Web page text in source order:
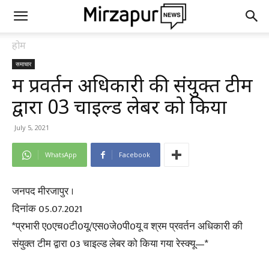
होम
समाचार
श्रम प्रवर्तन अधिकारी की संयुक्त टीम
द्वारा 03 चाइल्ड लेबर को किया
July 5, 2021
WhatsApp Facebook
जनपद मीरजापुर ।
दिनांक 05.07.2021
*प्रभारी ए0एच0टी0यू/एस0जे0पी0यू व श्रम प्रवर्तन अधिकारी की
संयुक्त टीम द्वारा 03 चाइल्ड लेबर को किया गया रेस्क्यू—*